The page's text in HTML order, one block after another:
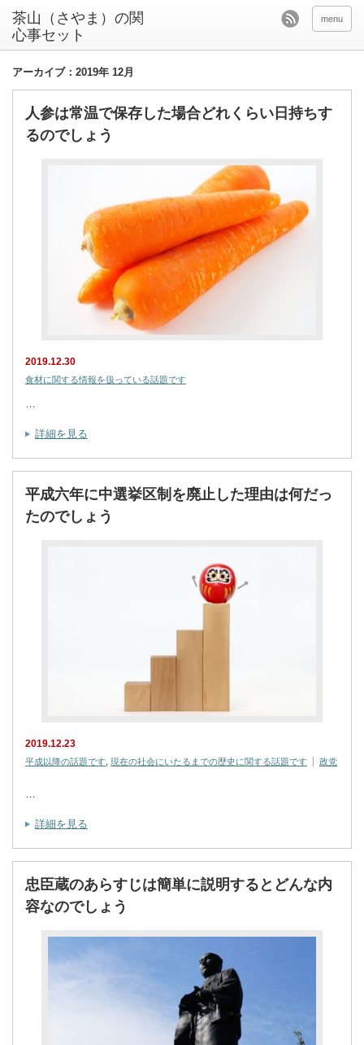
茶山（さやま）の関
心事セット
menu
アーカイブ：2019年 12月
人参は常温で保存した場合どれくらい日持ちす
るのでしょう
2019.12.30
食材に関する情報を扱っている話題です
…
詳細を見る
平成六年に中選挙区制を廃止した理由は何だっ
たのでしょう
2019.12.23
平成以降の話題です 現在の社会にいたるまでの歴史に関する話題です 政党
詳細を見る
忠臣蔵のあらすじは簡単に説明するとどんな内
容なのでしょう